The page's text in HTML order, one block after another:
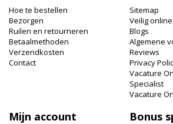
Hoe te bestellen
Bezorgen
Ruilen en retourneren
Betaalmethoden
Verzendkosten
Contact
Sitemap
Veilig
Blogs
Algemene
Reviews
Privacy
Vacature
Specialist
Vacature
Mijn account Bonus